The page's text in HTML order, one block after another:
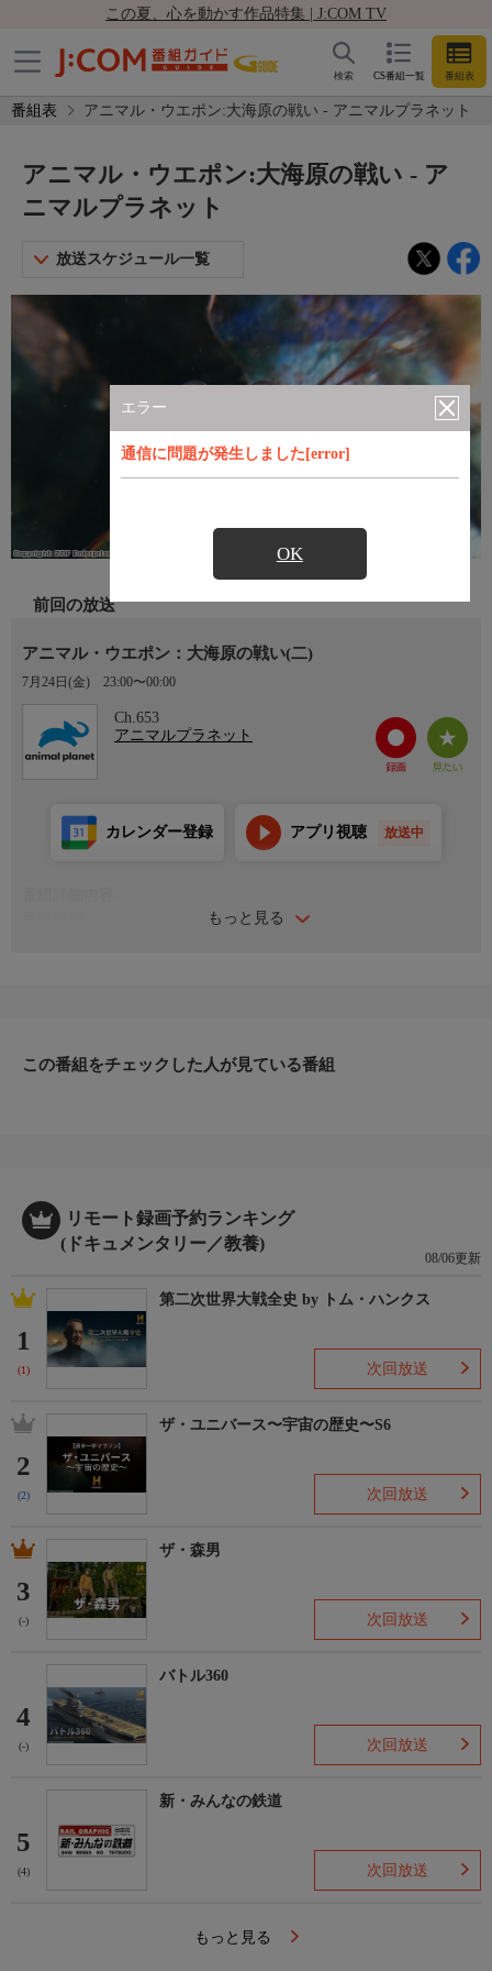
この夏、心を動かす作品特集 | J:COM TV
CS番組一覧 番組表
検索
番組表 アニマル・ウエポン:大海原の戦い - アニマルプラネット
エラー
通信に問題が発生しました[error]
OK
アニマル・ウエポン:大海原の戦い - ア
ニマルプラネット
放送スケジュール一覧
前回の放送
アニマル・ウエポン：大海原の戦い(二)
7月24日(金) 23:00〜00:00
Ch.653
アニマルプラネット
もっと見る
カレンダー登録 アプリ視聴 放送中
物たちの武器を見てみよう。
この番組をチェックした人が見ている番組
リモート録画予約ランキング
(ドキュメンタリー／教養)
08/06更新
1
(1)
第二次世界大戦全史 by トム・ハンクス
次回放送
2
(2)
ザ・ユニバース〜宇宙の歴史〜S6
次回放送
3
(-)
ザ・森男
次回放送
4
(-)
バトル360
次回放送
5
(4)
新・みんなの鉄道
次回放送
もっと見る